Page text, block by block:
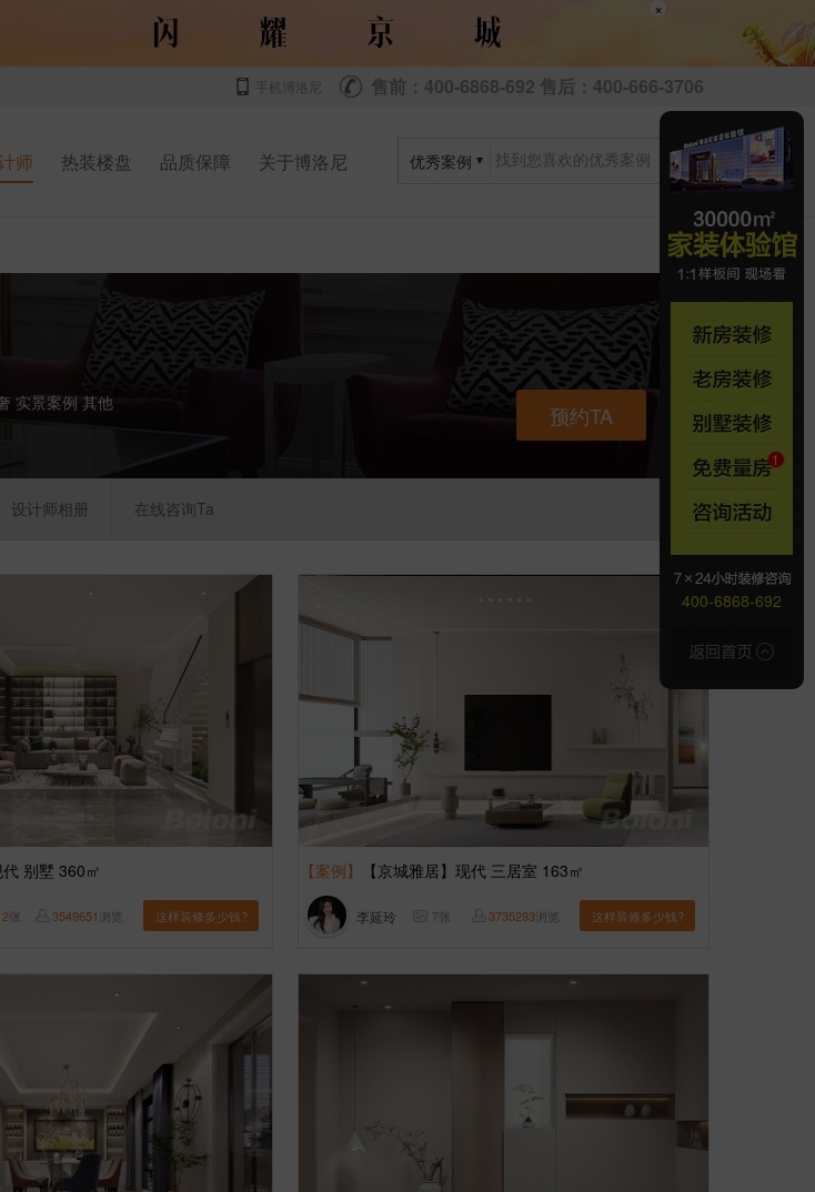
×
手机博洛尼 售前：400-6868-692 售后：400-666-3706
师 热装楼盘 品质保障 关于博洛尼 优秀案例
实景案例 其他
预约TA
设计师相册 在线咨询Ta
代 别墅 360㎡
张 3549651浏览 这样装修多少钱?
【案例】 【京城雅居】现代 三居室 163㎡
李延玲 7张 3735293浏览 这样装修多少钱?
400-6868-692